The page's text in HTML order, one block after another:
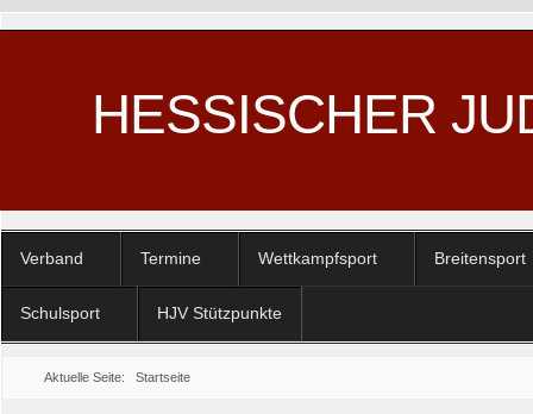
HESSISCHER
Verband Termine Wettkampfsport Breitensport
Schulsport HJV Stützpunkte
Aktuelle Seite: Startseite